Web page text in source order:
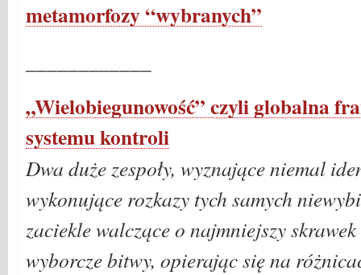
metamorfozy “wybranych”
„Wielobiegunowość” czyli globalna
systemu kontroli
Dwa duże zespoły, wyznające niemal
wykonujące rozkazy tych samych
zaciekle walczące o najmniejszy
wyborcze bitwy, opierając się na